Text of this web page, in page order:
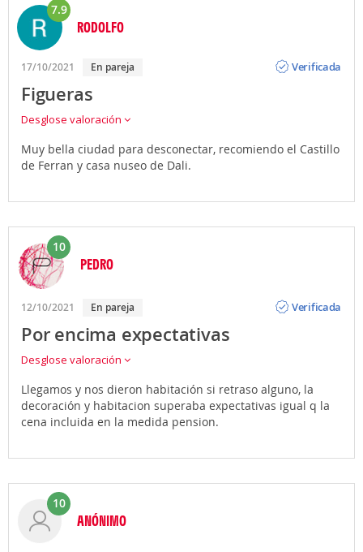
7.9
RODOLFO
17/10/2021 En pareja
Verificada
Figueras
Desglose valoración
Muy bella ciudad para desconectar, recomiendo el Castillo
de Ferran y casa nuseo de Dali.
10
PEDRO
12/10/2021 En pareja
Verificada
Por encima expectativas
Desglose valoración
Llegamos y nos dieron habitación si retraso alguno, la
decoración y habitacion superaba expectativas igual q la
cena incluida en la medida pension.
10
ANÓNIMO